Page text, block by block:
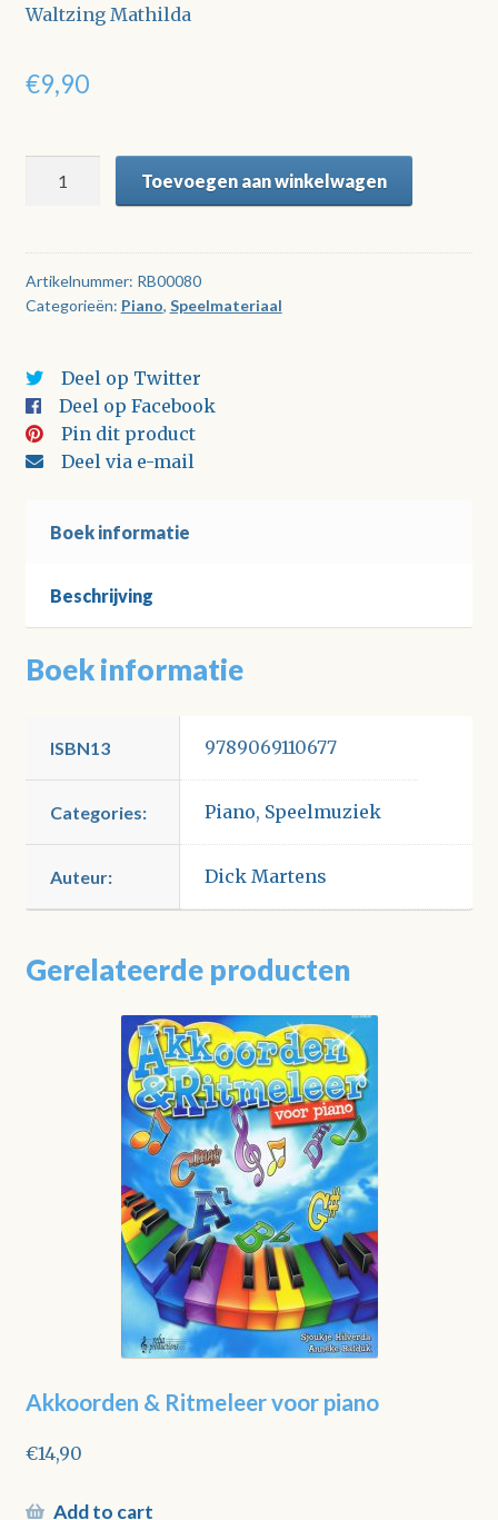
Waltzing Mathilda
€9,90
3
aantal
Toevoegen aan winkelwagen
Artikelnummer: RB00080
Categorieën: Piano, Speelmateriaal
Deel op Twitter
Deel op Facebook
Pin dit product
Deel via e-mail
Boek informatie
Beschrijving
Boek informatie
ISBN13 9789069110677
Categories: Piano, Speelmuziek
Auteur: Dick Martens
Gerelateerde producten
Akkoorden & Ritmeleer voor piano
€14,90
Add to cart